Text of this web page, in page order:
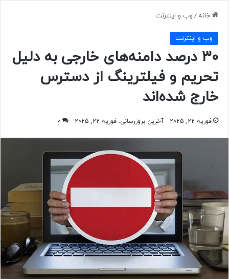
خانه / وب و اينترنت
وب و اينترنت
۳۰ درصد دامنه‌های خارجی به دلیل
تحریم و فیلترینگ از دسترس
خارج‌ شده‌اند
فوریه 22, 2025 آخرین بروزرسانی: فوریه 22, 2025 0